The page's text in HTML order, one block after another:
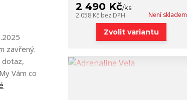
2 490 Kč/ks
2 058 Kč bez DPH Není skladem
Zvolit variantu
zavřený.
dotaz,
Vám co